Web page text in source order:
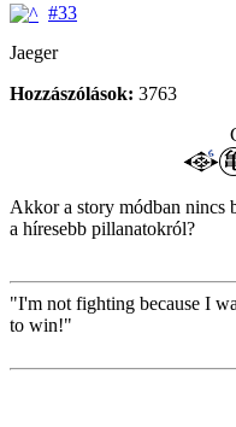
#33
Jaeger
Hozzászólások: 3763
Akkor a story módban nincs
a híresebb pillanatokról?
"I'm not fighting because I
to win!"